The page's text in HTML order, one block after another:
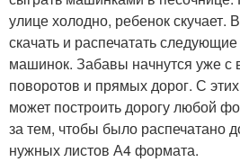
улице холодно, ребенок скучает.
скачать и распечатать
машинок. Забавы начнутся уже с
поворотов и прямых дорог. С
может построить дорогу любой
за тем, чтобы было распечатано
нужных листов А4 формата.